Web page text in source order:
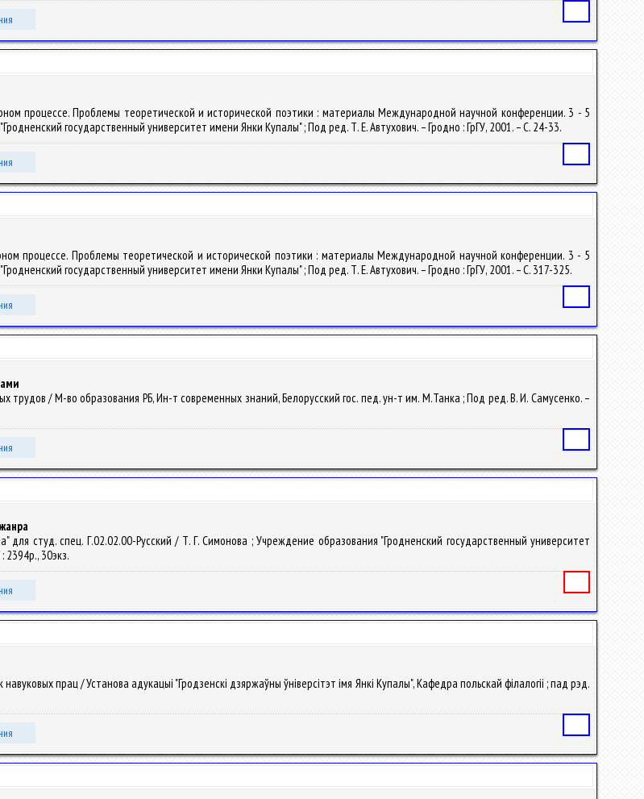
процессе. Проблемы теоретической и исторической поэтики : материалы Международной научной конференции. 3 - 5
государственный университет имени Янки Купалы" ; Под ред. Т. Е. Автухович. – Гродно : ГрГУ, 2001. – С. 24-33.
процессе. Проблемы теоретической и исторической поэтики : материалы Международной научной конференции. 3 - 5
государственный университет имени Янки Купалы" ; Под ред. Т. Е. Автухович. – Гродно : ГрГУ, 2001. – С. 317-325.
трудов / М-во образования РБ, Ин-т современных знаний, Белорусский гос. пед. ун-т им. М.Танка ; Под ред. В. И. Самусенко. –
для студ. спец. Г.02.02.00-Русский / Т. Г. Симонова ; Учреждение образования "Гродненский государственный университет
2394р., 30экз.
прац / Установа адукацыі "Гродзенскі дзяржаўны ўніверсітэт імя Янкі Купалы", Кафедра польскай філалогіі ; пад рэд.